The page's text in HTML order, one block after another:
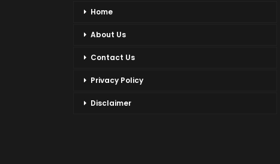
Home
About Us
Contact Us
Privacy Policy
Disclaimer